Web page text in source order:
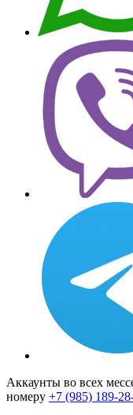
Аккаунты во всех
номеру +7 (985) 189-